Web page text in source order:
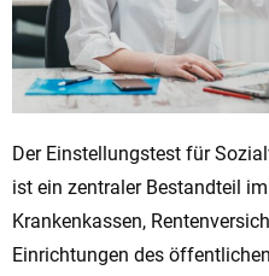
Der Einstellungstest für
ist ein zentraler Bestandteil
Krankenkassen,
Einrichtungen des